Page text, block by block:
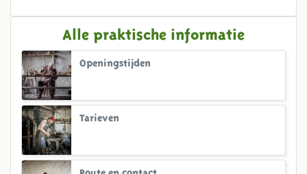
Alle praktische informatie
Openingstijden
Tarieven
Route en contact